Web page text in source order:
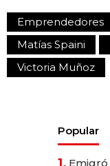
Emprendedores
Matías Spaini
Victoria Muñoz
Popular